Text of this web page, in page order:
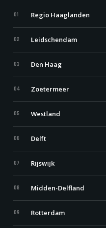
01 Regio Haaglanden
02 Leidschendam
03 Den Haag
04 Zoetermeer
05 Westland
06 Delft
07 Rijswijk
08 Midden-Delfland
09 Rotterdam